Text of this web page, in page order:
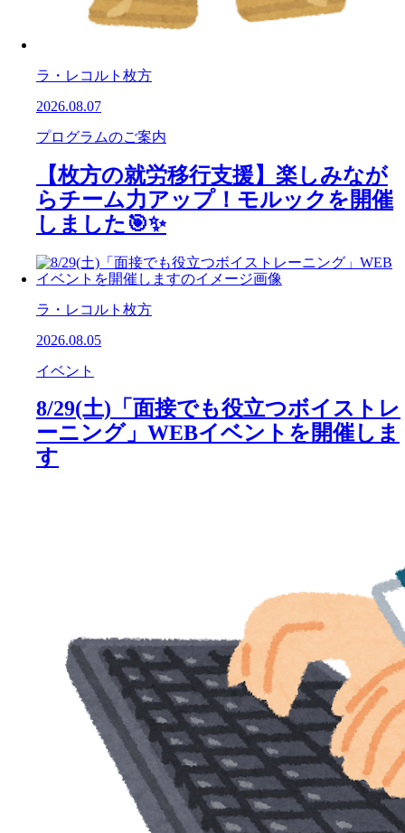
ラ・レコルト枚方
2026.08.07
プログラムのご案内
【枚方の就労移行支援】楽しみなが
らチーム力アップ！モルックを開催
しました🎯✨
ラ・レコルト枚方
2026.08.05
イベント
8/29(土)「面接でも役立つボイストレ
ーニング」WEBイベントを開催しま
す